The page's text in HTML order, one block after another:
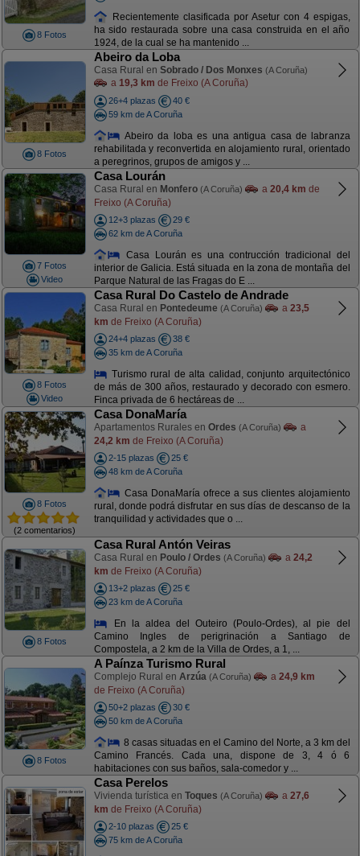
8 Fotos
Recientemente clasificada por Asetur con 4 espigas,
ha sido restaurada sobre una casa construida en el año
1924, de la cual se ha mantenido ...
8 Fotos
Abeiro da Loba
Casa Rural en Sobrado / Dos Monxes (A Coruña)
a 19,3 km de Freixo (A Coruña)
26+4 plazas
40 €
59 km de A Coruña
Abeiro da loba es una antigua casa de labranza
rehabilitada y reconvertida en alojamiento rural, orientado
a peregrinos, grupos de amigos y ...
7 Fotos
Video
Casa Lourán
Casa Rural en Monfero (A Coruña) a 20,4 km de
Freixo (A Coruña)
12+3 plazas
29 €
62 km de A Coruña
Casa Lourán es una contrucción tradicional del
interior de Galicia. Está situada en la zona de montaña del
Parque Natural de las Fragas do E ...
8 Fotos
Video
Casa Rural Do Castelo de Andrade
Casa Rural en Pontedeume (A Coruña) a 23,5
km de Freixo (A Coruña)
24+4 plazas
38 €
35 km de A Coruña
Turismo rural de alta calidad, conjunto arquitectónico
de más de 300 años, restaurado y decorado con esmero.
Finca privada de 6 hectáreas de ...
8 Fotos
(2 comentarios)
Casa DonaMaría
Apartamentos Rurales en Ordes (A Coruña)
a
24,2 km de Freixo (A Coruña)
2-15 plazas
25 €
48 km de A Coruña
Casa DonaMaría ofrece a sus clientes alojamiento
rural, donde podrá disfrutar en sus días de descanso de la
tranquilidad y actividades que o ...
8 Fotos
Casa Rural Antón Veiras
Casa Rural en Poulo / Ordes (A Coruña) a 24,2
km de Freixo (A Coruña)
13+2 plazas
25 €
23 km de A Coruña
En la aldea del Outeiro (Poulo-Ordes), al pie del
Camino Ingles de perigrinación a Santiago de
Compostela, a 2 km de la Villa de Ordes, a 1, ...
8 Fotos
A Paínza Turismo Rural
Complejo Rural en Arzúa (A Coruña) a 24,9 km
de Freixo (A Coruña)
50+2 plazas
30 €
50 km de A Coruña
8 casas situadas en el Camino del Norte, a 3 km del
Camino Francés. Cada una, dispone de 3, 4 ó 6
habitaciones con sus baños, sala-comedor y ...
Casa Perelos
Vivienda turística en Toques (A Coruña) a 27,6
km de Freixo (A Coruña)
2-10 plazas
25 €
75 km de A Coruña